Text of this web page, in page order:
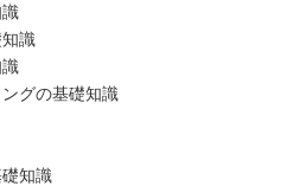
識
グの基礎知識
知識